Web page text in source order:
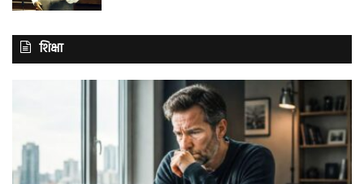
शिक्षा